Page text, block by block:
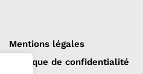
Mentions légales
Politique de confidentialité